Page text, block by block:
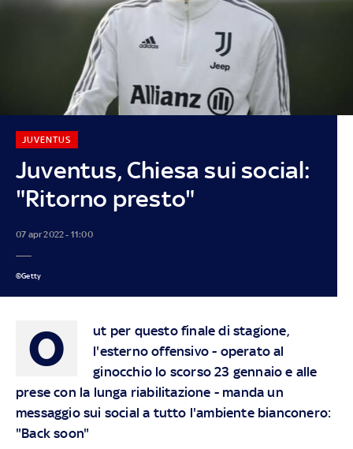
Juventus, Chiesa sui social:
"Ritorno presto"
JUVENTUS
07 apr 2022 - 11:00
©Getty
O
ut per questo finale di stagione,
l'esterno offensivo - operato al
ginocchio lo scorso 23 gennaio e alle
prese con la lunga riabilitazione - manda un
messaggio sui social a tutto l'ambiente bianconero:
"Back soon"